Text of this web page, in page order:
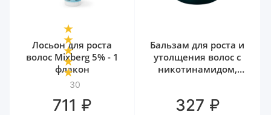
30
Лосьон для роста
волос Mixberg 5% - 1
флакон
711 ₽
Бальзам для роста и
утолщения волос с
никотинамидом,
300 мл
327 ₽